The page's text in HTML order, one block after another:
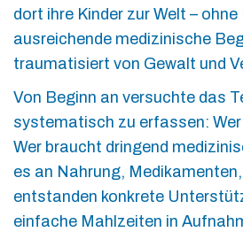
dort ihre Kinder zur Welt –
ausreichende medizinische
traumatisiert von Gewalt und
Von Beginn an versuchte das
systematisch zu erfassen:
Wer braucht dringend
es an Nahrung,
entstanden konkrete
einfache Mahlzeiten in